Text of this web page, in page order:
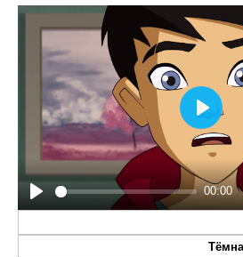
Play
00:00
Play